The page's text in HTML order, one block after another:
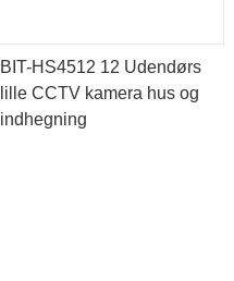
BIT-HS4512 12 Udendørs
lille CCTV kamera hus og
indhegning